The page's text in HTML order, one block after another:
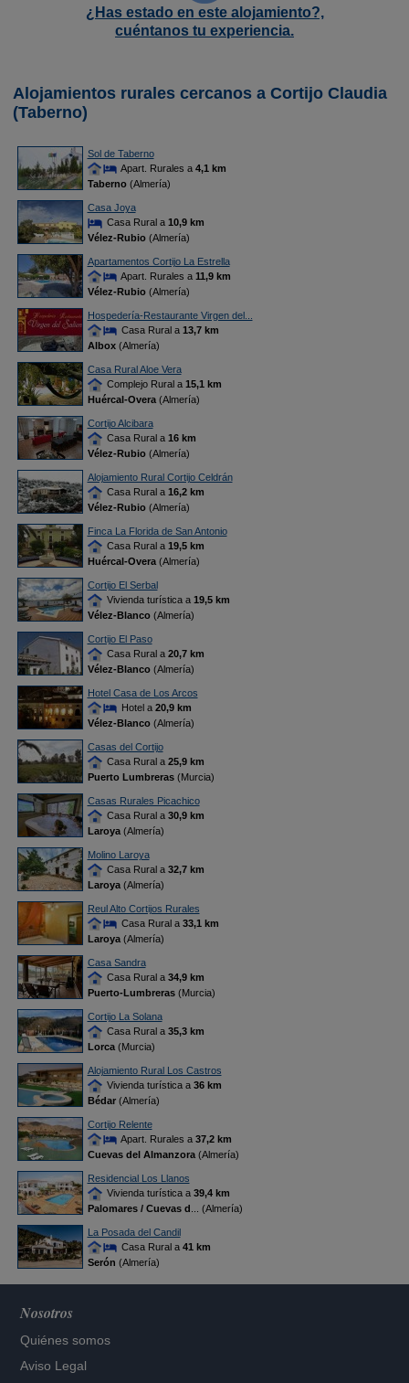
¿Has estado en este alojamiento?,
cuéntanos tu experiencia.
Alojamientos rurales cercanos a Cortijo Claudia
(Taberno)
Sol de Taberno
Apart. Rurales a 4,1 km
Taberno(Almería)
Casa Joya
Casa Rural a 10,9 km
Vélez-Rubio(Almería)
Apartamentos Cortijo La Estrella
Apart. Rurales a 11,9 km
Vélez-Rubio(Almería)
Hospedería-Restaurante Virgen del...
Casa Rural a 13,7 km
Albox(Almería)
Casa Rural Aloe Vera
Complejo Rural a 15,1 km
Huércal-Overa(Almería)
Cortijo Alcibara
Casa Rural a 16 km
Vélez-Rubio(Almería)
Alojamiento Rural Cortijo Celdrán
Casa Rural a 16,2 km
Vélez-Rubio(Almería)
Finca La Florida de San Antonio
Casa Rural a 19,5 km
Huércal-Overa(Almería)
Cortijo El Serbal
Vivienda turística a 19,5 km
Vélez-Blanco(Almería)
Cortijo El Paso
Casa Rural a 20,7 km
Vélez-Blanco(Almería)
Hotel Casa de Los Arcos
Hotel a 20,9 km
Vélez-Blanco(Almería)
Casas del Cortijo
Casa Rural a 25,9 km
Puerto Lumbreras(Murcia)
Casas Rurales Picachico
Casa Rural a 30,9 km
Laroya(Almería)
Molino Laroya
Casa Rural a 32,7 km
Laroya(Almería)
Reul Alto Cortijos Rurales
Casa Rural a 33,1 km
Laroya(Almería)
Casa Sandra
Casa Rural a 34,9 km
Puerto-Lumbreras(Murcia)
Cortijo La Solana
Casa Rural a 35,3 km
Lorca(Murcia)
Alojamiento Rural Los Castros
Vivienda turística a 36 km
Bédar(Almería)
Cortijo Relente
Apart. Rurales a 37,2 km
Cuevas del Almanzora(Almería)
Residencial Los Llanos
Vivienda turística a 39,4 km
Palomares / Cuevas d ... (Almería)
La Posada del Candil
Casa Rural a 41 km
Serón (Almería)
Nosotros
Quiénes somos
Aviso Legal